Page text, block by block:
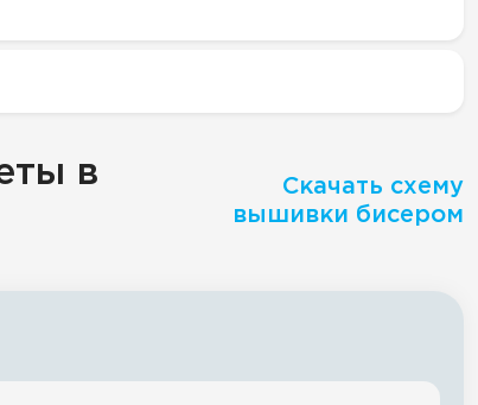
в
Скачать схему
вышивки бисером